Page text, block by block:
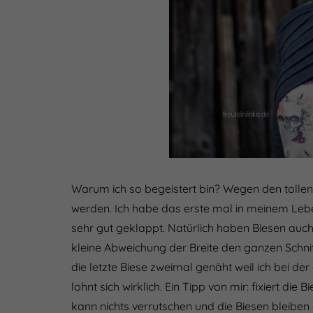
Warum ich so begeistert bin? Wegen den
werden. Ich habe das erste mal in meinem
sehr gut geklappt. Natürlich haben Biesen
kleine Abweichung der Breite den ganzen
die letzte Biese zweimal genäht weil ich bei
lohnt sich wirklich. Ein Tipp von mir: fixiert die
kann nichts verrutschen und die Biesen